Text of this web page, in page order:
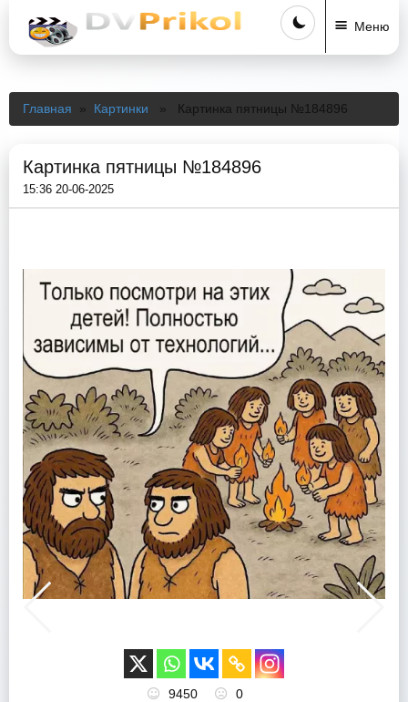
Меню
Главная » Картинки » Картинка пятницы №184896
Картинка пятницы №184896
15:36 20-06-2025
9450 0